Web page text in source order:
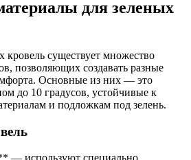
для зеленых
кровель существует множество
позволяющих создавать разные
Основные из них — это
до 10 градусов, устойчивые к
и подложкам под зелень.